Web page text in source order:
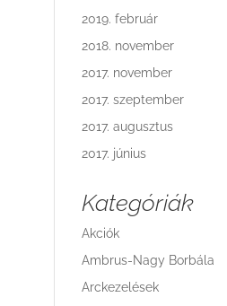
2019. február
2018. november
2017. november
2017. szeptember
2017. augusztus
2017. június
Kategóriák
Akciók
Ambrus-Nagy Borbála
Arckezelések